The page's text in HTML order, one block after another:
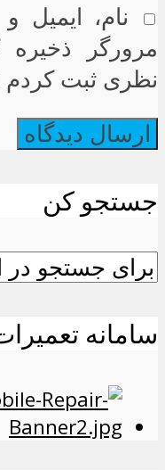
نام، ایمیل
مرورگر
نظری ثبت کردم
جستجو کن
سامانه